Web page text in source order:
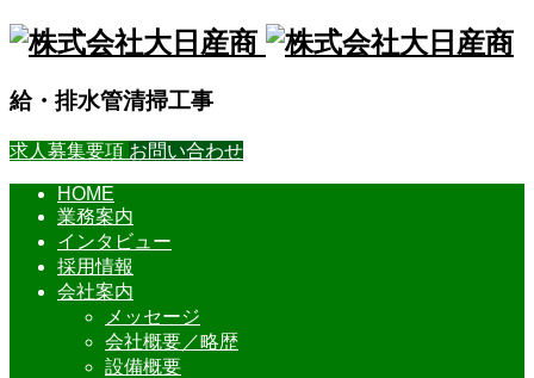
給・排水管清掃工事
求人募集要項 お問い合わせ
HOME
業務案内
インタビュー
採用情報
会社案内
メッセージ
会社概要／略歴
設備概要